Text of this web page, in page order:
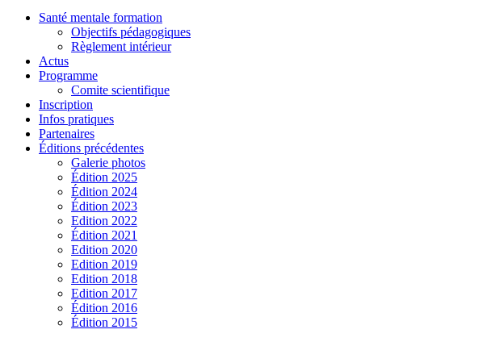
Santé mentale formation
Objectifs pédagogiques
Règlement intérieur
Actus
Programme
Comite scientifique
Inscription
Infos pratiques
Partenaires
Éditions précédentes
Galerie photos
Édition 2025
Édition 2024
Édition 2023
Edition 2022
Édition 2021
Edition 2020
Edition 2019
Edition 2018
Edition 2017
Édition 2016
Édition 2015